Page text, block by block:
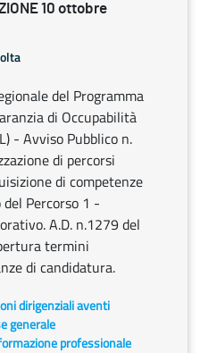
10 ottobre
del Programma
di Occupabilità
- Avviso Pubblico n.
di percorsi
di competenze
Percorso 1 -
A.D. n.1279 del
termini
di candidatura.
dirigenziali aventi
generale
professionale